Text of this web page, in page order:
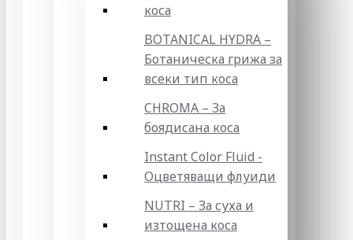
коса
BOTANICAL HYDRA –
Ботаническа грижа за
всеки тип коса
CHROMA – За
боядисана коса
Instant Color Fluid -
Оцветяващи флуиди
NUTRI – За суха и
изтощена коса